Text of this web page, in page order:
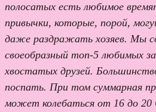
полосатых есть любимое
привычки, которые, порой,
даже раздражать хозяев. Мы
своеобразный топ-5 любимых
хвостатых друзей.
поспать. При том суммарная
может колебаться от 16 до 20